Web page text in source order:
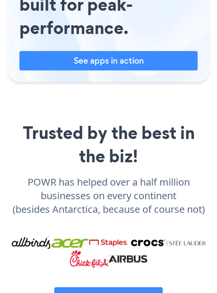
performance.
See apps in action
Trusted by the best in
the biz!
POWR has helped over a half million
businesses on every continent
(besides Antarctica, because of course not)